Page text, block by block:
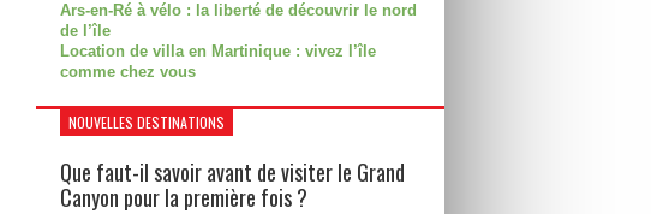
Ars-en-Ré à vélo : la liberté de découvrir le nord
de l’île
Location de villa en Martinique : vivez l’île
comme chez vous
NOUVELLES DESTINATIONS
Que faut-il savoir avant de visiter le Grand
Canyon pour la première fois ?